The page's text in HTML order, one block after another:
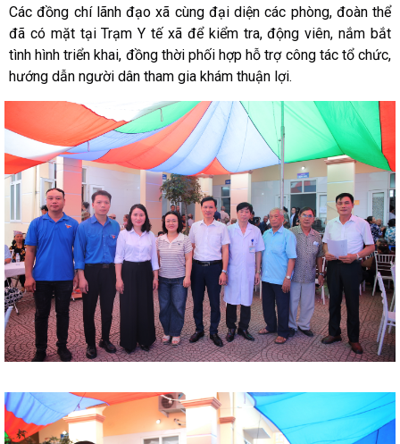
Các đồng chí lãnh đạo xã cùng đại diện các phòng, đoàn thể
đã có mặt tại Trạm Y tế xã để kiểm tra, động viên, nắm bắt
tình hình triển khai, đồng thời phối hợp hỗ trợ công tác tổ chức,
hướng dẫn người dân tham gia khám thuận lợi.